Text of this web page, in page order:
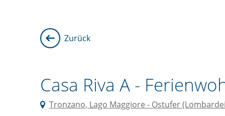
Zurück
Casa Riva A -
Tronzano, Lago Maggiore - Ostufer